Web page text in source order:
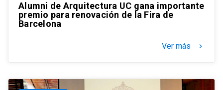
Alumni de Arquitectura UC gana importante
premio para renovación de la Fira de
Barcelona
Ver más keyboard_arrow_right